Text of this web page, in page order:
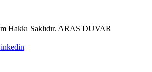
Hakkı Saklıdır. ARAS DUVAR